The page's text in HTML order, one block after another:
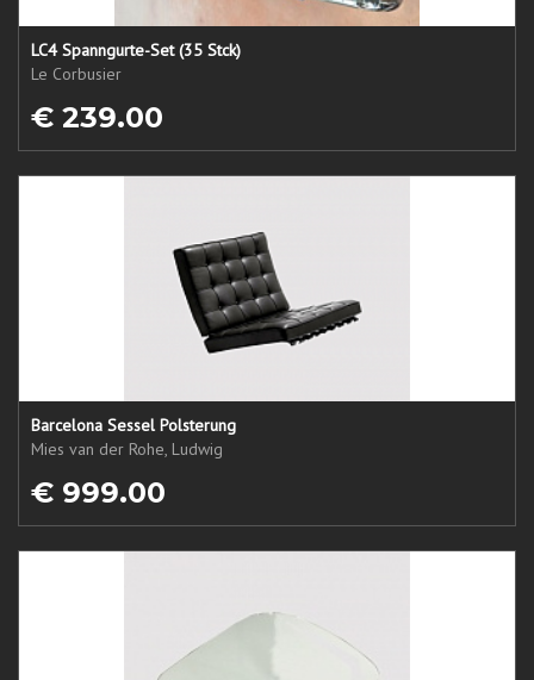
LC4 Spanngurte-Set (35 Stck)
Le Corbusier
€ 239.00
Barcelona Sessel Polsterung
Mies van der Rohe, Ludwig
€ 999.00